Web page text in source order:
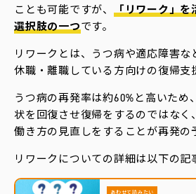
ことも可能ですが、 「リワーク」を
選択肢の一つです。
リワークとは、うつ病や適応障害な
休職・離職している方向けの復帰支
うつ病の再発率は約60%と高いため
状を回復させ復帰をするのではなく
働き方の見直しをすることが再発の
リワークについての詳細は以下の記
あわせて読みたい